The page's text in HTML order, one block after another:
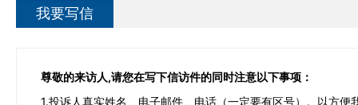
我要写信
尊敬的来访人,请您在写下信访件的同时注意以下事项：
1.投诉人真实姓名、电子邮件、电话（一定要有区号）。以方便